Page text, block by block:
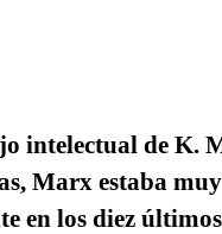
intelectual de K.
Marx estaba
los diez